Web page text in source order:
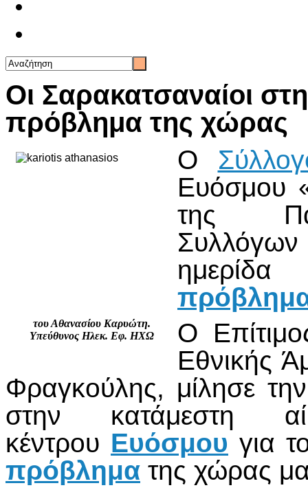
Οι Σαρακατσαναίοι
πρόβλημα της χώρας
του Αθανασίου Καρυώτη.
Υπεύθυνος Ηλεκ. Εφ. ΗΧΩ
Ο
Ευόσμου
της
Ο
Εθνικής
Φραγκούλης, μίλησε
στην κατάμεστη
κέντρου Ευόσμου για
πρόβλημα της χώρας